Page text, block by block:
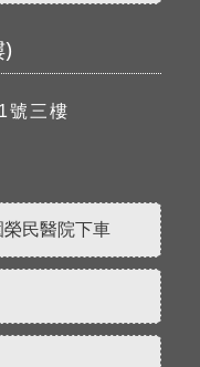
號三樓
民醫院下車